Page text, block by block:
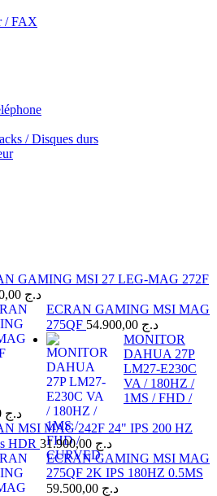
/ FAX
/ Disques durs
GAMING MSI 27 LEG-MAG 272F
د.ج
ECRAN GAMING MSI MAG
275QF
د.ج
MONITOR
DAHUA 27P
LM27-E230C
VA / 180HZ /
1MS / FHD /
د.ج
MSI MAG 242F 24" IPS 200 HZ
HDR
د.ج
ECRAN GAMING MSI MAG
275QF 2K IPS 180HZ 0.5MS
د.ج